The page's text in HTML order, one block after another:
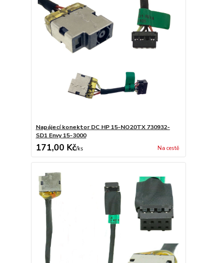
Napájecí konektor DC HP 15-NO20TX 730932-
SD1 Envy 15-3000
171,00 Kč/ks Na cestě